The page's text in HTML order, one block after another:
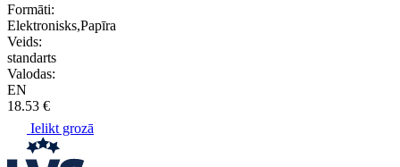
Formāti:
Elektronisks,Papīra
Veids:
standarts
Valodas:
EN
18.53 €
Ielikt grozā